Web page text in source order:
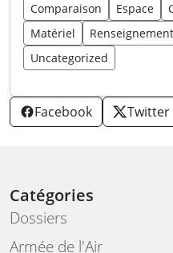
Comparaison
Espace
Matériel
Renseignement
Uncategorized
Facebook Twitter
Catégories
Dossiers
Armée de l'Air